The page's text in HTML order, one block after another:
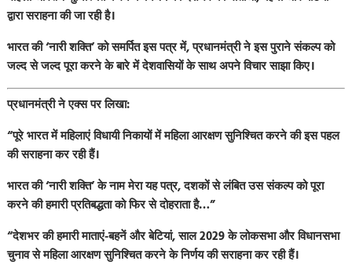
द्वारा सराहना की जा रही है।
भारत की ‘नारी शक्ति’ को समर्पित इस पत्र में, प्रधानमंत्री ने इस पुराने संकल्प को
जल्द से जल्द पूरा करने के बारे में देशवासियों के साथ अपने विचार साझा किए।
प्रधानमंत्री ने एक्स पर लिखा:
“पूरे भारत में महिलाएं विधायी निकायों में महिला आरक्षण सुनिश्चित करने की इस पहल
की सराहना कर रही हैं।
भारत की ‘नारी शक्ति’ के नाम मेरा यह पत्र, दशकों से लंबित उस संकल्प को पूरा
करने की हमारी प्रतिबद्धता को फिर से दोहराता है…”
“देशभर की हमारी माताएं-बहनें और बेटियां, साल 2029 के लोकसभा और विधानसभा
चुनाव से महिला आरक्षण सुनिश्चित करने के निर्णय की सराहना कर रही हैं।